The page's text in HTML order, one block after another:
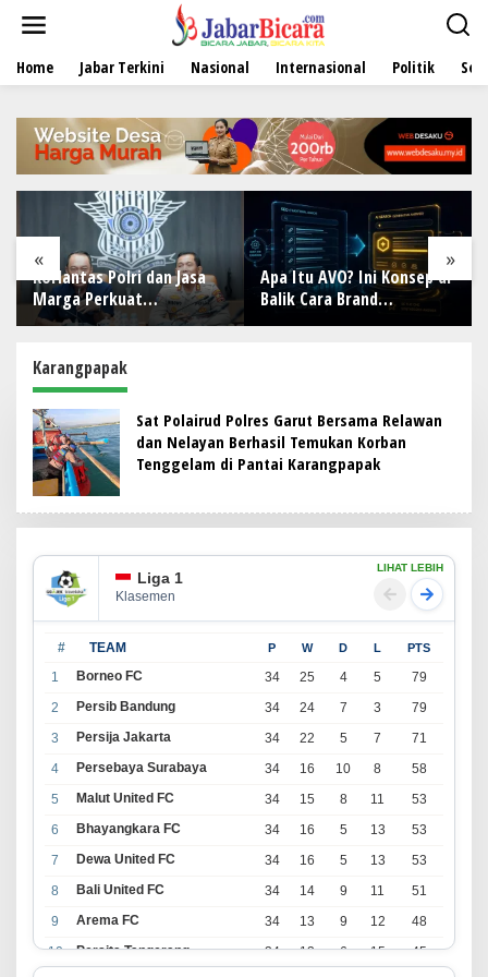
t
Home Jabar Terkini Nasional Internasional Politik
« »
Polri dan Jasa
Perkuat
Bahas
ODOL
Apa Itu AVO? Ini Konsep di
Balik Cara Brand
Direkomendasikan AI
DI
BUDAYA
Karangpapak
Sat Polairud Polres Garut Bersama Relawan
dan Nelayan Berhasil Temukan Korban
Tenggelam di Pantai Karangpapak
Liga 1
Klasemen
LIHAT LEBIH
# TEAM P W D L PTS
1 Borneo FC 34 25 4 5
79
2
Persib Bandung 34 24 7 3
79
3
Persija Jakarta 34 22 5 7
71
4
Persebaya Surabaya 34 16 10 8
58
5
Malut United FC 34 15 8 11
53
6
Bhayangkara FC 34 16 5 13
53
7
Dewa United FC 34 16 5 13
53
8
Bali United FC 34 14 9 11
51
9
Arema FC 34 13 9 12
48
10
Persita Tangerang 34 13 6 15
45